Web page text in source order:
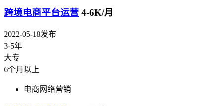
跨境电商平台运营 4-6K/月
2022-05-18发布
3-5年
大专
6个月以上
电商网络营销